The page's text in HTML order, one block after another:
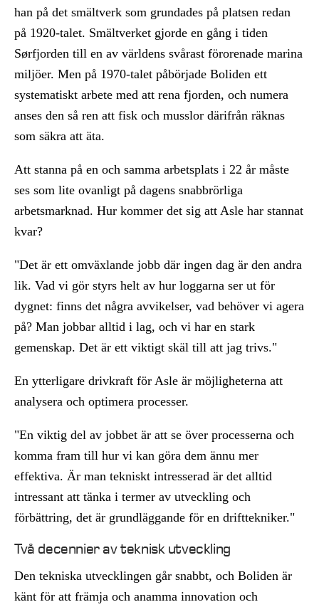
han på det smältverk som grundades på platsen redan
på 1920-talet. Smältverket gjorde en gång i tiden
Sørfjorden till en av världens svårast förorenade marina
miljöer. Men på 1970-talet påbörjade Boliden ett
systematiskt arbete med att rena fjorden, och numera
anses den så ren att fisk och musslor därifrån räknas
som säkra att äta.
Att stanna på en och samma arbetsplats i 22 år måste
ses som lite ovanligt på dagens snabbrörliga
arbetsmarknad. Hur kommer det sig att Asle har stannat
kvar?
"Det är ett omväxlande jobb där ingen dag är den andra
lik. Vad vi gör styrs helt av hur loggarna ser ut för
dygnet: finns det några avvikelser, vad behöver vi agera
på? Man jobbar alltid i lag, och vi har en stark
gemenskap. Det är ett viktigt skäl till att jag trivs."
En ytterligare drivkraft för Asle är möjligheterna att
analysera och optimera processer.
"En viktig del av jobbet är att se över processerna och
komma fram till hur vi kan göra dem ännu mer
effektiva. Är man tekniskt intresserad är det alltid
intressant att tänka i termer av utveckling och
förbättring, det är grundläggande för en drifttekniker."
Två decennier av teknisk utveckling
Den tekniska utvecklingen går snabbt, och Boliden är
känt för att främja och anamma innovation och